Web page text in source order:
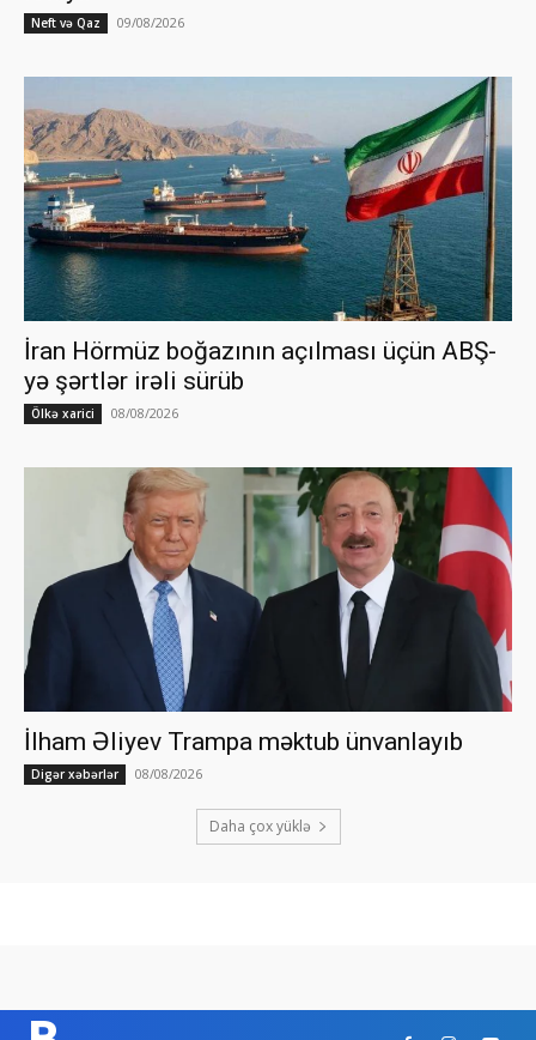
Neft və Qaz 09/08/2026
İran Hörmüz boğazının açılması üçün ABŞ-
yə şərtlər irəli sürüb
Ölkə xarici 08/08/2026
İlham Əliyev Trampa məktub ünvanlayıb
Digər xəbərlər 08/08/2026
Daha çox yüklə